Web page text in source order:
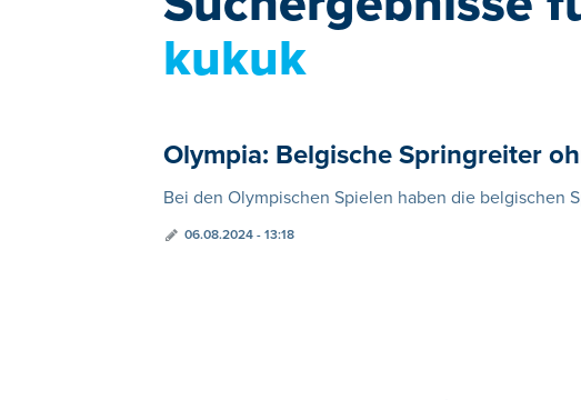
kukuk
Olympia: Belgische Springreiter
Bei den Olympischen Spielen haben die belgischen
06.08.2024 - 13:18